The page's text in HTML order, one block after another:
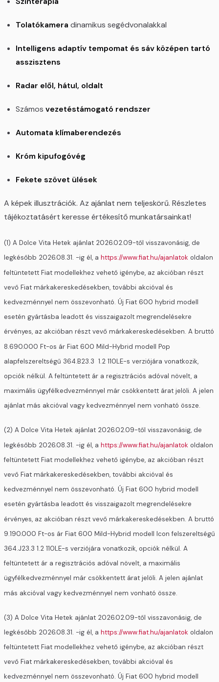
Tolatókamera dinamikus segédvonalakkal
Intelligens adaptív tempomat és sáv középen tartó
asszisztens
Radar elől, hátul, oldalt
Számos vezetéstámogató rendszer
Automata klímaberendezés
Króm kipufogóvég
Fekete szövet ülések
A képek illusztrációk. Az ajánlat nem teljeskörű. Részletes
tájékoztatásért keresse értékesítő munkatársainkat!
(1) A Dolce Vita Hetek ajánlat 2026.02.09-től visszavonásig, de
legkésőbb 2026.08.31. -ig él, a https://www.fiat.hu/ajanlatok oldalon
feltüntetett Fiat modellekhez vehető igénybe, az akcióban részt
vevő Fiat márkakereskedésekben, további akcióval és
kedvezménnyel nem összevonható. Új Fiat 600 hybrid modell
esetén gyártásba leadott és visszaigazolt megrendelésekre
érvényes, az akcióban részt vevő márkakereskedésekben. A bruttó
8.690.000 Ft-os ár Fiat 600 Mild-Hybrid modell Pop
alapfelszereltségű 364.B23.3 1.2 110LE-s verziójára vonatkozik,
opciók nélkül. A feltüntetett ár a regisztrációs adóval növelt, a
maximális ügyfélkedvezménnyel már csökkentett árat jelöli. A jelen
ajánlat más akcióval vagy kedvezménnyel nem vonható össze.
(2) A Dolce Vita Hetek ajánlat 2026.02.09-től visszavonásig, de
legkésőbb 2026.08.31. -ig él, a https://www.fiat.hu/ajanlatok oldalon
feltüntetett Fiat modellekhez vehető igénybe, az akcióban részt
vevő Fiat márkakereskedésekben, további akcióval és
kedvezménnyel nem összevonható. Új Fiat 600 hybrid modell
esetén gyártásba leadott és visszaigazolt megrendelésekre
érvényes, az akcióban részt vevő márkakereskedésekben. A bruttó
9.190.000 Ft-os ár Fiat 600 Mild-Hybrid modell Icon felszereltségű
364.J23.3 1.2 110LE-s verziójára vonatkozik, opciók nélkül. A
feltüntetett ár a regisztrációs adóval növelt, a maximális
ügyfélkedvezménnyel már csökkentett árat jelöli. A jelen ajánlat
más akcióval vagy kedvezménnyel nem vonható össze.
(3) A Dolce Vita Hetek ajánlat 2026.02.09-től visszavonásig, de
legkésőbb 2026.08.31. -ig él, a https://www.fiat.hu/ajanlatok oldalon
feltüntetett Fiat modellekhez vehető igénybe, az akcióban részt
vevő Fiat márkakereskedésekben, további akcióval és
kedvezménnyel nem összevonható. Új Fiat 600 hybrid modell